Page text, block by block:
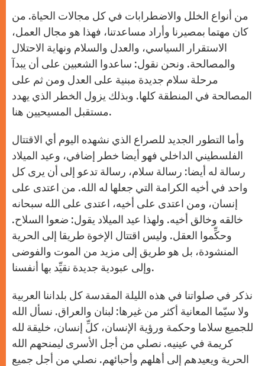
من أنواع الخلل والاضطرابات في كل مجالات الحياة. من
كان مهتما بمصيرنا وأراد مساعدتنا، فهذا هو مجال العمل،
الاستقرار السياسي، والعدل والسلام ونهاية الاحتلال
والمصالحة. ونحن نقول: ساعدوا الشعبين على أن يبدآ
مرحلة سلام جديدة مبنية على العدل ومن ثم على
المصالحة في المنطقة كلها. وبذلك يزول الخطر الذي يهدد
مستقبل المسيحيين هنا.
وأما التطور الجديد للصراع الذي نشهده اليوم أي الاقتتال
الفلسطيني الداخلي فهو أيضا خطر إضافي، وعيد الميلاد
رسالة له أيضا: رسالة سلام، رسالة تدعو إلى أن يرى كل
واحد في أخيه الكرامة التي جعلها له الله. من اعتدى على
إنسان، ومن اعتدى على أخيه، اعتدى على الله سبحانه
خالقه وخالق أخيه. ولهذا عيد الميلاد يقول: ضعوا السلاح.
وحكِّموا العقل. وليس اقتتال الإخوة طريقا إلى الحرية
المنشودة، بل هو طريق إلى مزيد من الموت والفوضى
وإلى عبودية جديدة نقيِّد بها أنفسنا.
نذكر في صلواتنا في هذه الليلة المقدسة كل بلداننا العربية
ولا سيّما المعانية أكثر من غيرها: لبنان والعراق. نسأل الله
للجميع سلاما وحكمة ورؤية الإنسان، كلِّ إنسان، خليقة لله
كريمة في عينيه. نصلي من أجل الأسرى ليمنحهم الله
الحرية ويعيدهم إلى أهلهم وأحبائهم. نصلي من أجل جميع